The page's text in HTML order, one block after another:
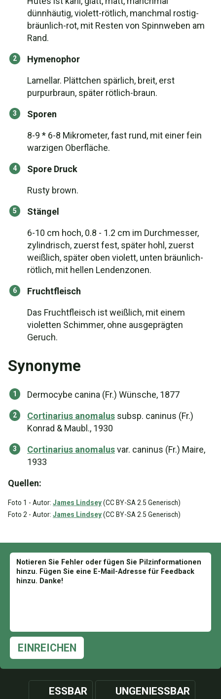
dünnhäutig, violett-rötlich, manchmal rostig-
bräunlich-rot, mit Resten von Spinnweben am
Rand.
Hymenophor
Lamellar. Plättchen spärlich, breit, erst
purpurbraun, später rötlich-braun.
Sporen
8-9 * 6-8 Mikrometer, fast rund, mit einer fein
warzigen Oberfläche.
Spore Druck
Rusty brown.
Stängel
6-10 cm hoch, 0.8 - 1.2 cm im Durchmesser,
zylindrisch, zuerst fest, später hohl, zuerst
weißlich, später oben violett, unten bräunlich-
rötlich, mit hellen Lendenzonen.
Fruchtfleisch
Das Fruchtfleisch ist weißlich, mit einem
violetten Schimmer, ohne ausgeprägten
Geruch.
Synonyme
Dermocybe canina (Fr.) Wünsche, 1877
Cortinarius anomalus subsp. caninus (Fr.)
Konrad & Maubl., 1930
Cortinarius anomalusvar. caninus (Fr.) Maire,
1933
Quellen:
Foto 1 - Autor: James Lindsey(CC BY-SA 2.5 Generisch)
Foto 2 - Autor: James Lindsey(CC BY-SA 2.5 Generisch)
EINREICHEN
ESSBAR UNGENIESSBAR